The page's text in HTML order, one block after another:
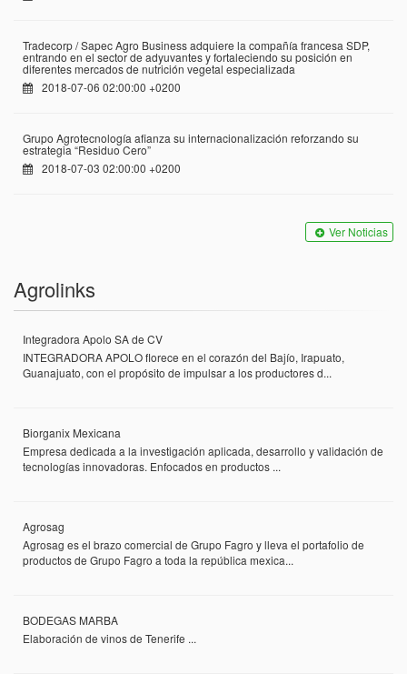
Tradecorp / Sapec Agro Business adquiere la compañía francesa SDP,
entrando en el sector de adyuvantes y fortaleciendo su posición en
diferentes mercados de nutrición vegetal especializada
2018-07-06 02:00:00 +0200
Grupo Agrotecnología afianza su internacionalización reforzando su
estrategia “Residuo Cero”
2018-07-03 02:00:00 +0200
Ver Noticias
Agrolinks
Integradora Apolo SA de CV
INTEGRADORA APOLO florece en el corazón del Bajío, Irapuato,
Guanajuato, con el propósito de impulsar a los productores d...
Biorganix Mexicana
Empresa dedicada a la investigación aplicada, desarrollo y validación de
tecnologías innovadoras. Enfocados en productos ...
Agrosag
Agrosag es el brazo comercial de Grupo Fagro y lleva el portafolio de
productos de Grupo Fagro a toda la república mexica...
BODEGAS MARBA
Elaboración de vinos de Tenerife ...